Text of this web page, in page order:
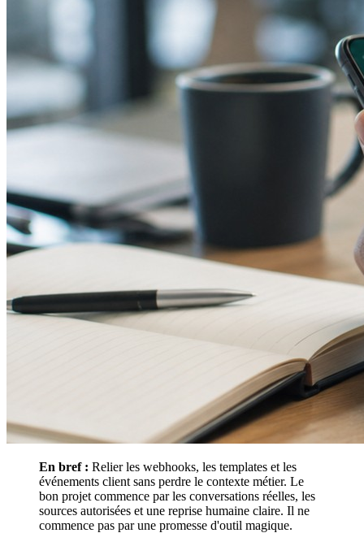
En bref : Relier les webhooks, les templates et les
événements client sans perdre le contexte métier. Le
bon projet commence par les conversations réelles, les
sources autorisées et une reprise humaine claire. Il ne
commence pas par une promesse d'outil magique.